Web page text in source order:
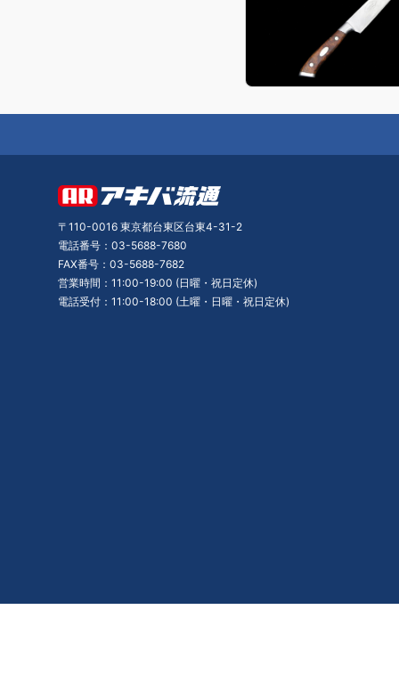
〒110-0016 東京都台東区台東4-31-2
電話番号：03-5688-7680
FAX番号：03-5688-7682
営業時間：11:00-19:00 (日曜・祝日定休)
電話受付：11:00-18:00 (土曜・日曜・祝日定休)